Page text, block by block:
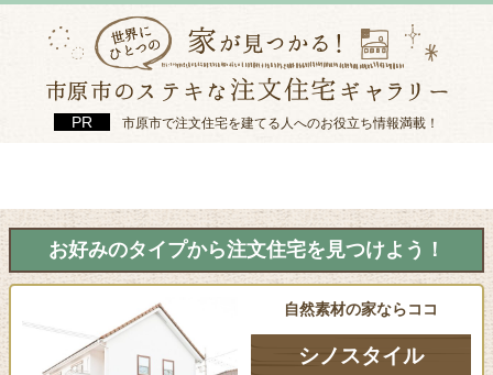
市原市で注文住宅を建てる人へのお役立ち情報満載！
お好みのタイプから注文住宅を見つけよう！
自然素材の家ならココ
シノスタイル